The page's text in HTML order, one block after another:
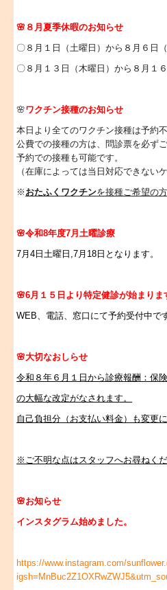
🌸８月夏季休暇のお知らせ
〇８月１日（土曜日）から８月６日（
〇８月１３日（木曜日）から８月１６
🌸ワクチン接種のお知らせ
本日より全てのワクチン接種は予約不
公費での接種の方は、問診票を必ず
予約での接種も可能です。
（在庫によっては当日対応できない
※ おたふくワクチンを接種ご希望の
🌸令和8年度7月土曜診療
7月4 日土曜日,7月18日 となります。
🌸6月１５日より特定健診が始まりま
WEB、電話、窓口にて予約受付中で
🌸大切なおしらせ
令和８年６月１日から診療報酬：保
の大幅な改定がなされます。
自己負担分（お支払い料金）も変更
※ご不明な点はスタッフへお尋ねく
🌸お知らせ
インスタグラム始めました。
https://www.instagram.com/